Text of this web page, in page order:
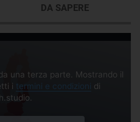
una terza parte. Mostrando il
i termini e condizioni di
DA SAPERE